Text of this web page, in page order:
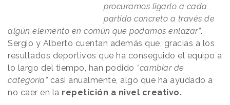
procuramos ligarlo a cada
partido concreto a través de
algún elemento en común que podamos enlazar”.
Sergio y Alberto cuentan además que, gracias a los
resultados deportivos que ha conseguido el equipo a
lo largo del tiempo, han podido “cambiar de
categoría”casi anualmente, algo que ha ayudado a
no caer en la repetición a nivel creativo.